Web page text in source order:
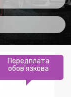
Передплата
обов'язкова